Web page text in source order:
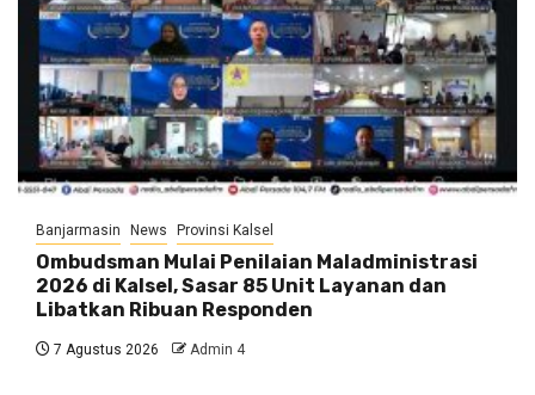
Banjarmasin News Provinsi Kalsel
Ombudsman Mulai Penilaian Maladministrasi
2026 di Kalsel, Sasar 85 Unit Layanan dan
Libatkan Ribuan Responden
7 Agustus 2026 Admin 4